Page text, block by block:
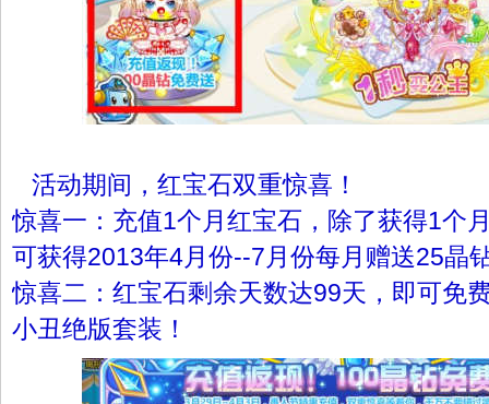
活动期间，红宝石双重惊喜！
惊喜一：充值1个月红宝石，除了获得1个
可获得2013年4月份--7月份每月赠送25晶
惊喜二：红宝石剩余天数达99天，即可免
小丑绝版套装！